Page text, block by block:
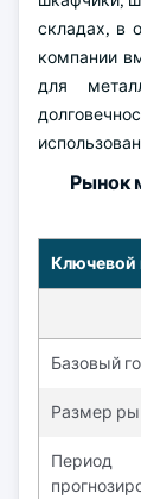
складах, в
компании
для
Рынок
Ключевой
Базовый
Размер
Период